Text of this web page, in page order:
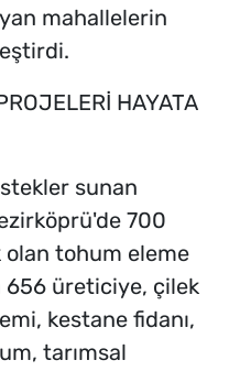
mahallelerin
HAYATA
sunan
700
tohum eleme
656 üreticiye, çilek
kestane fidanı,
tarımsal